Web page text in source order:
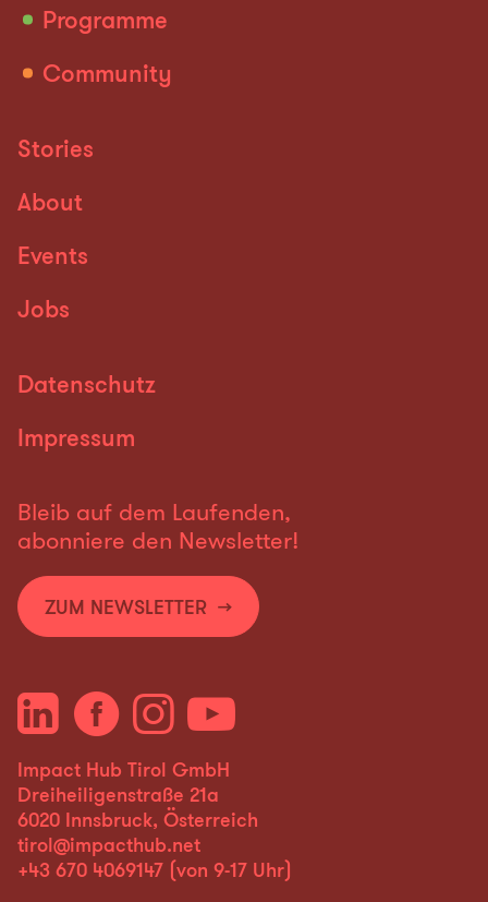
Programme
Community
Stories
About
Events
Jobs
Datenschutz
Impressum
Bleib auf dem Laufenden,
abonniere den Newsletter!
ZUM NEWSLETTER
Impact Hub Tirol GmbH
Dreiheiligenstraße 21a
6020 Innsbruck, Österreich
tirol@impacthub.net
+43 670 4069147 (von 9-17 Uhr)